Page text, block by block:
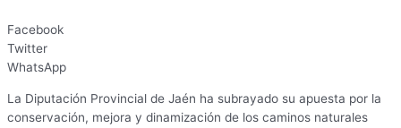
Facebook
Twitter
WhatsApp
La Diputación Provincial de Jaén ha subrayado su apuesta por la
conservación, mejora y dinamización de los caminos naturales